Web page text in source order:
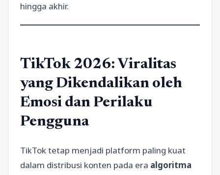
hingga akhir.
TikTok 2026: Viralitas
yang Dikendalikan oleh
Emosi dan Perilaku
Pengguna
TikTok tetap menjadi platform paling kuat
dalam distribusi konten pada era algoritma